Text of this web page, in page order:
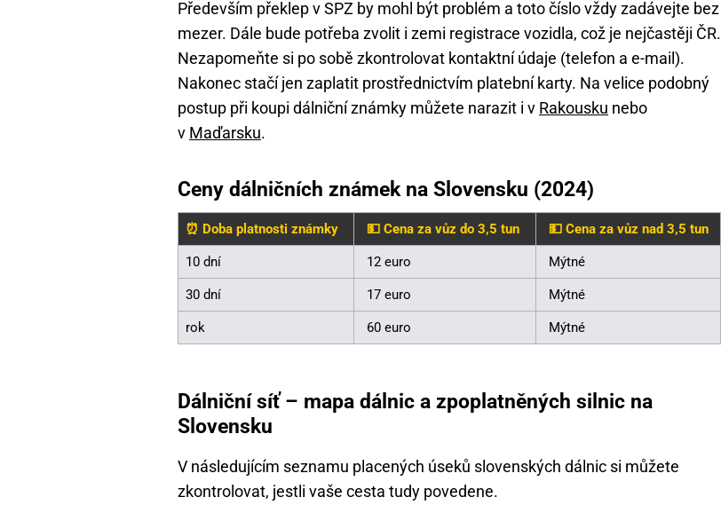
Především překlep v SPZ by mohl být problém a toto číslo vždy zadávejte bez
mezer. Dále bude potřeba zvolit i zemi registrace vozidla, což je nejčastěji ČR.
Nezapomeňte si po sobě zkontrolovat kontaktní údaje (telefon a e-mail).
Nakonec stačí jen zaplatit prostřednictvím platební karty. Na velice podobný
postup při koupi dálniční známky můžete narazit i v Rakousku nebo
v Maďarsku.
Ceny dálničních známek na Slovensku (2024)
⏰ Doba platnosti známky 💵 Cena za vůz do 3,5 tun 💵 Cena za vůz nad 3,5 tun
10 dní 12 euro Mýtné
30 dní 17 euro Mýtné
rok 60 euro Mýtné
Dálniční síť – mapa dálnic a zpoplatněných silnic na
Slovensku
V následujícím seznamu placených úseků slovenských dálnic si můžete
zkontrolovat, jestli vaše cesta tudy povedene.